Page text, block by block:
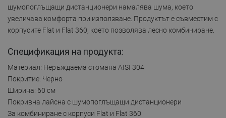
шумопоглъщащи дистанционери намалява шума, което
увеличава комфорта при използване. Продуктът е съвместим с
корпусите Flat и Flat 360, което позволява лесно комбиниране.
Спецификация на продукта:
Материал: Неръждаема стомана AISI 304
Покритие: Черно
Ширина: 60 см
Покривна лайсна с шумопоглъщащи дистанционери
За комбиниране с корпуси Flat и Flat 360